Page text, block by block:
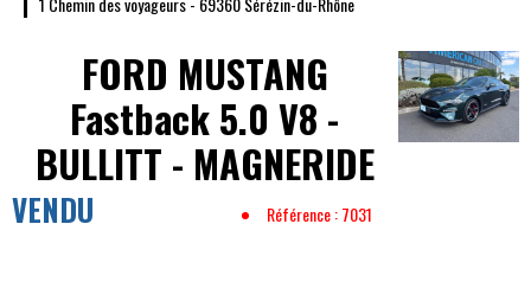
FORD MUSTANG
Fastback 5.0 V8 -
BULLITT - MAGNERIDE
VENDU Référence : 7031